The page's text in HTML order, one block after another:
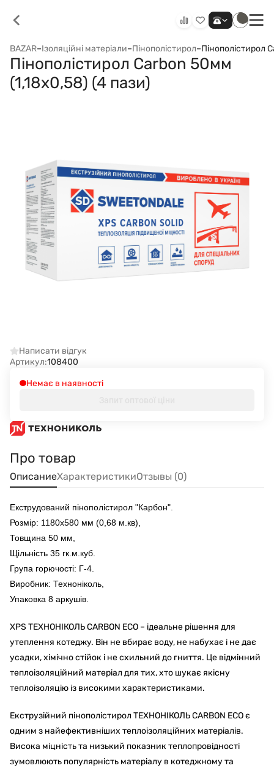
BAZAR–Ізоляційні матеріали–Пінополістирол–Пінополістирол
Пінополістирол Carbon 50мм
(1,18х0,58) (4 пази)
Написати відгук
Артикул:108400
Немає в наявності
Про товар
ОписаниеХарактеристикиОтзывы (0)
Екструдований пінополістирол "Карбон".
Розмір: 1180х580 мм (0,68 м.кв),
Товщина 50 мм,
Щільність 35 гк.м.куб.
Група горючості: Г-4.
Виробник: Техноніколь,
Упаковка 8 аркушів.
XPS ТЕХНОНІКОЛЬ CARBON ECO – ідеальне рішення для
утеплення котеджу. Він не вбирає воду, не набухає і не дає
усадки, хімічно стійок і не схильний до гниття. Це відмінний
теплоізоляційний матеріал для тих, хто шукає якісну
теплоізоляцію із високими характеристиками.
Екструзійний пінополістирол ТЕХНОНІКОЛЬ CARBON ECO є
одним з найефективніших теплоізоляційних матеріалів.
Висока міцність та низький показник теплопровідності
зумовлюють популярність матеріалу в котеджному та